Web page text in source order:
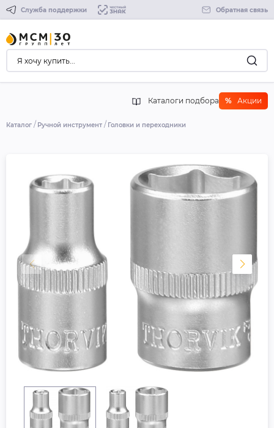
Служба поддержки Обратная связь
Каталоги подбора % Акции
Каталог Ручной инструмент Головки и переходники